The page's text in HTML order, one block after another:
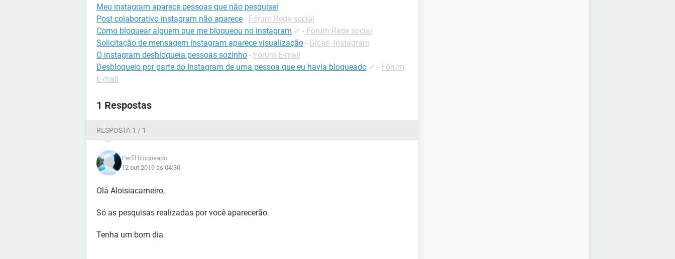
Meu instagram aparece pessoas que não pesquisei
Post colaborativo instagram não aparece - Fórum Rede social
Como bloquear alguem que me bloqueou no instagram ✓ - Fórum Rede social
Solicitação de mensagem instagram aparece visualização - Dicas -Instagram
O instagram desbloqueia pessoas sozinho - Fórum E-mail
Desbloqueio por parte do Instagram de uma pessoa que eu havia bloqueado ✓ - Fórum
E-mail
1 Respostas
RESPOSTA 1 / 1
Perfil bloqueado
12 out 2019 às 04:30
Olá Aloisiacarneiro,
Só as pesquisas realizadas por você aparecerão.
Tenha um bom dia